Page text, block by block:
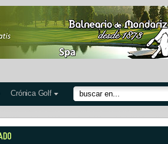
Crónica Golf